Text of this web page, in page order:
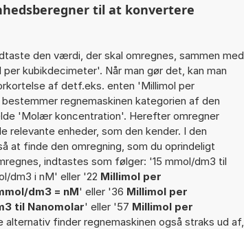
til at konvertere
den værdi, der skal omregnes, sammen med
kubikdecimeter'. Når man gør det, kan man
af detf.eks. enten 'Millimol per
regnemaskinen kategorien af den
'Molær koncentration'. Herefter omregner
relevante enheder, som den kender. I den
at finde den omregning, som du oprindeligt
indtastes som følger: '15 mmol/dm3 til
dm3 i nM' eller '22 Millimol per
dm3 = nM' eller '36 Millimol per
til Nanomolar' eller '57 Millimol per
alternativ finder regnemaskinen også straks ud af,